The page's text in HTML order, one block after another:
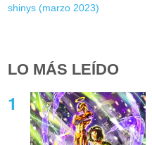
shinys (marzo 2023)
LO MÁS LEÍDO